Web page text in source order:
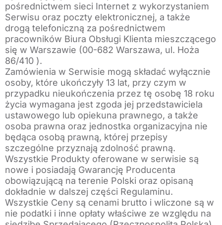
pośrednictwem sieci Internet z wykorzystaniem
Serwisu oraz poczty elektronicznej, a także
drogą telefoniczną za pośrednictwem
pracowników Biura Obsługi Klienta mieszczącego
się w Warszawie (00-682 Warszawa, ul. Hoża
86/410 ).
Zamówienia w Serwisie mogą składać wyłącznie
osoby, które ukończyły 13 lat, przy czym w
przypadku nieukończenia przez tę osobę 18 roku
życia wymagana jest zgoda jej przedstawiciela
ustawowego lub opiekuna prawnego, a także
osoba prawna oraz jednostka organizacyjna nie
będąca osobą prawną, której przepisy
szczególne przyznają zdolność prawną.
Wszystkie Produkty oferowane w serwisie są
nowe i posiadają Gwarancję Producenta
obowiązującą na terenie Polski oraz opisaną
dokładnie w dalszej części Regulaminu.
Wszystkie Ceny są cenami brutto i wliczone są w
nie podatki i inne opłaty właściwe ze względu na